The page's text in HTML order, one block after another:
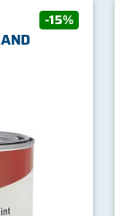
-15%